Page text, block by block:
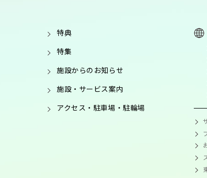
特典
特集
施設からのお知らせ
施設・サービス案内
アクセス・駐車場・駐輪場